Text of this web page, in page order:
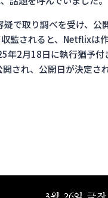
で取り調べを受け、公
監されると、Netflixは
年2月18日に執行猶予付
され、公開日が決定さ